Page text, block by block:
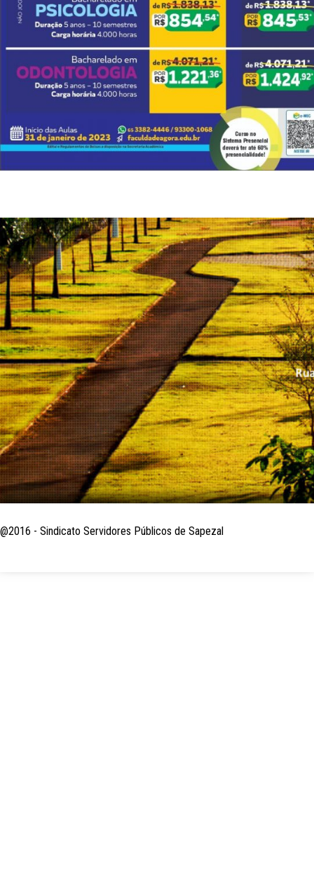
@2016 - Sindicato Servidores Públicos de Sapezal